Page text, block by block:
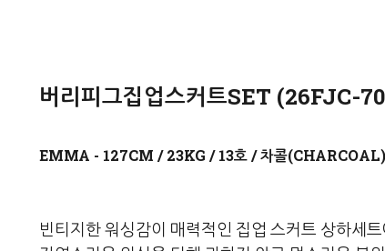
버리피그집업스커트SET (26FJC-
차콜(CHARCOAL)
빈티지한 워싱감이 매력적인 집업 스커트 상하세